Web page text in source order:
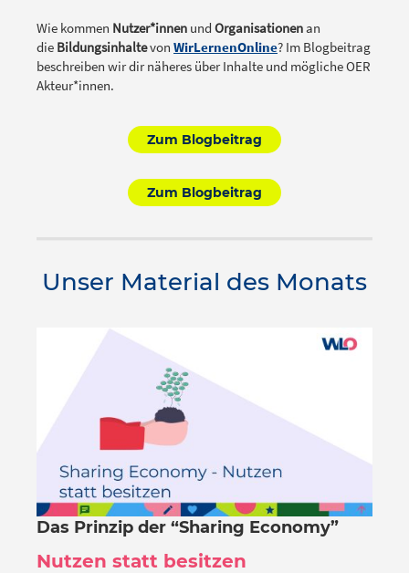
Wie kommen Nutzer*innen und Organisationenan
die Bildungsinhaltevon WirLernenOnline? Im Blogbeitrag
beschreiben wir dir näheres über Inhalte und mögliche OER
Akteur*innen.
Zum Blogbeitrag
Zum Blogbeitrag
Unser Material des Monats
Das Prinzip der “Sharing Economy”
Nutzen statt besitzen